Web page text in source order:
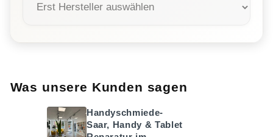
Was unsere Kunden sagen
Handyschmiede-
Saar, Handy & Tablet